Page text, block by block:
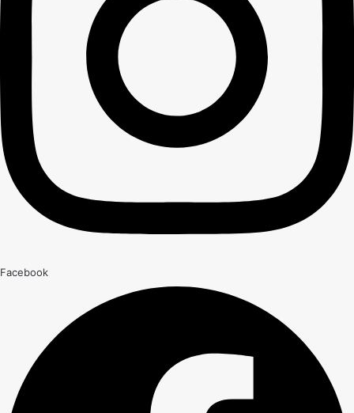
Facebook